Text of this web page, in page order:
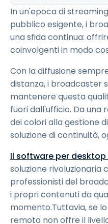
In un'epoca di
pubblico esigente, i
una sfida continua:
coinvolgenti in modo
Con la diffusione
distanza, i broadcaster
mantenere questa
fuori dall'ufficio. Da
dei colori alla gestione
soluzione di continuità,
Il software per
soluzione rivoluzionaria
professionisti del
i propri contenuti da
momento.Tuttavia, se
remoto non offre il